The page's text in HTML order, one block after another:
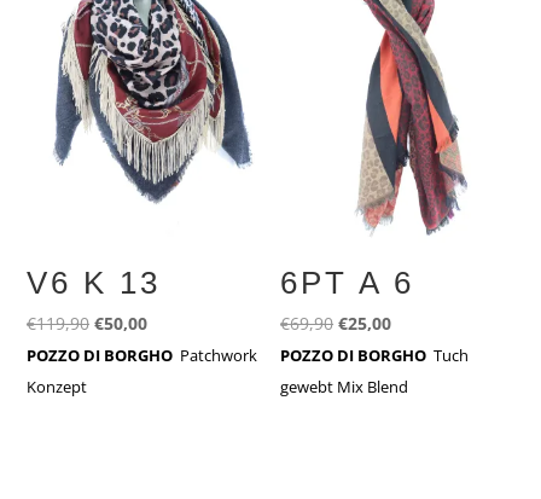
V6 K 13
€119,90 Ursprünglicher
Preis
€50,00Aktueller
Preis
POZZO DI BORGHO Patchwork
Konzept
6PT A 6
€69,90 Ursprünglicher
Preis
war:
€25,00Aktueller
Preis
ist:
POZZO DI BORGHOTuch
gewebt Mix Blend